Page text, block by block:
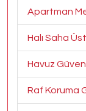
Apartman
Halı Saha
Havuz
Raf Koruma